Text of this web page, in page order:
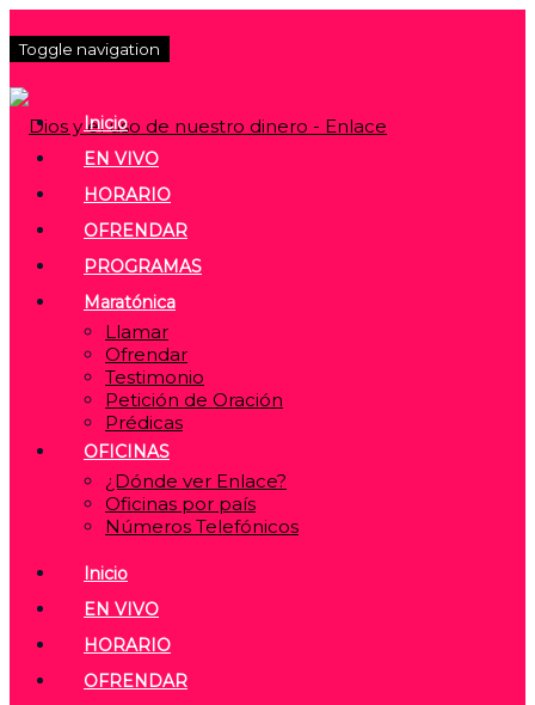
Toggle navigation
Inicio
EN VIVO
HORARIO
OFRENDAR
PROGRAMAS
Maratónica
Llamar
Ofrendar
Testimonio
Petición de Oración
Prédicas
OFICINAS
¿Dónde ver Enlace?
Oficinas por país
Números Telefónicos
Inicio
EN VIVO
HORARIO
OFRENDAR